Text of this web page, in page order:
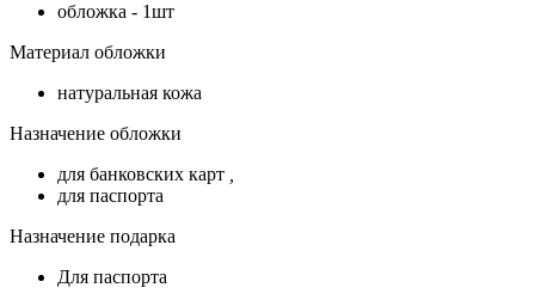
обложка - 1шт
Материал обложки
натуральная кожа
Назначение обложки
для банковских карт
для паспорта
Назначение подарка
Для паспорта